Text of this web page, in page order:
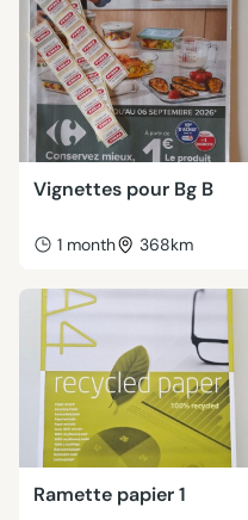
Vignettes pour Bg B
1 month 368km
Ramette papier 1